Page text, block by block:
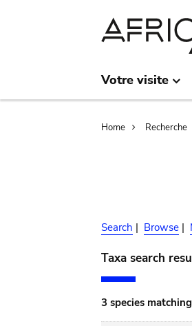
Votre visite
Home Recherche
Search | Browse |
Taxa search
3 species